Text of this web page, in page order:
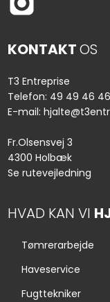
KONTAKTOS
T3 Entreprise
Telefon: 49 49 46 46
E-mail:
Fr.Olsensvej 3
4300 Holbæk
Se rutevejledning
HVAD KAN VI
Tømrerarbejde
Haveservice
Fugttekniker